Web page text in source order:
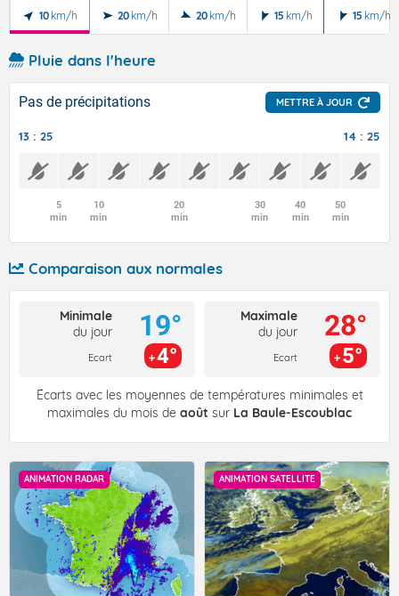
10 km/h 20 km/h 20 km/h 15 km/h 15 km/h
Pluie dans l'heure
Pas de précipitations METTRE À JOUR
13 : 25 14 : 25
5
min
10
min
20
min
30
min
40
min
50
min
Comparaison aux normales
Minimale
du jour
Ecart
19°
4°
Maximale
du jour
Ecart
28°
5°
Écarts avec les moyennes de températures minimales et
maximales du mois de août sur La Baule-Escoublac
ANIMATION RADAR ANIMATION SATELLITE